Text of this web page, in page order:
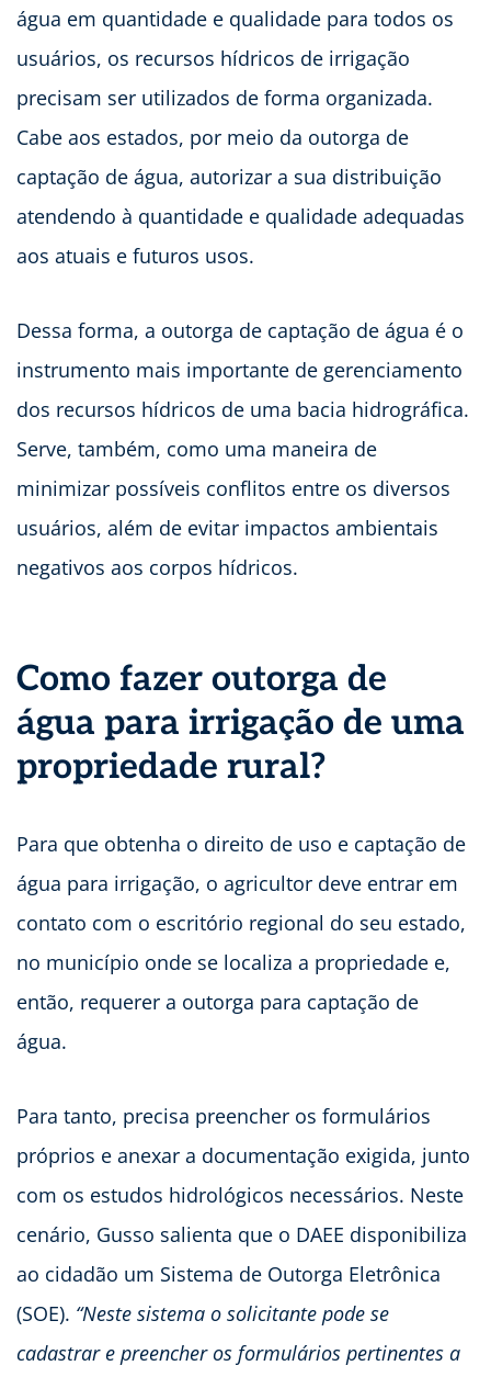
água em quantidade e qualidade para todos os
usuários, os recursos hídricos de irrigação
precisam ser utilizados de forma organizada.
Cabe aos estados, por meio da outorga de
captação de água, autorizar a sua distribuição
atendendo à quantidade e qualidade adequadas
aos atuais e futuros usos.
Dessa forma, a outorga de captação de água é o
instrumento mais importante de gerenciamento
dos recursos hídricos de uma bacia hidrográfica.
Serve, também, como uma maneira de
minimizar possíveis conflitos entre os diversos
usuários, além de evitar impactos ambientais
negativos aos corpos hídricos.
Como fazer outorga de
água para irrigação de uma
propriedade rural?
Para que obtenha o direito de uso e captação de
água para irrigação, o agricultor deve entrar em
contato com o escritório regional do seu estado,
no município onde se localiza a propriedade e,
então, requerer a outorga para captação de
água.
Para tanto, precisa preencher os formulários
próprios e anexar a documentação exigida, junto
com os estudos hidrológicos necessários. Neste
cenário, Gusso salienta que o DAEE disponibiliza
ao cidadão um Sistema de Outorga Eletrônica
(SOE). “Neste sistema o solicitante pode se
cadastrar e preencher os formulários pertinentes a